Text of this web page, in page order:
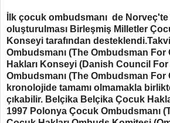
İlk çocuk ombudsmanı de
oluşturulması Birleşmiş Milletler
Konseyi tarafından
Ombudsmanı (The Ombudsman
Hakları Konseyi (Danish Council
Ombudsmanı (The Ombudsman For
kronolojide tamamı olmamakla
çıkabilir. Belçika Belçika Çocuk
1997 Polonya Çocuk Ombudsmanı